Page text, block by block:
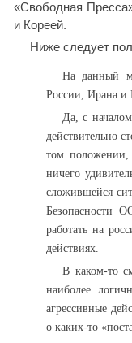
«Свободная
и Кореей.
Ниже следует
На данный
России, Ирана и
Да, с
действительно
том положении,
ничего
сложившейся
Безопасности
работать на
действиях.
В каком-то
наиболее
агрессивные
о каких-то